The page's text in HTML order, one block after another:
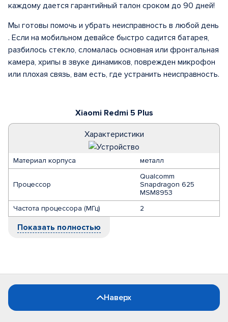
Xiaomi Redmi 5 Plus
Характеристики
Материал корпуса металл
Процессор
Qualcomm
Snapdragon 625
MSM8953
Частота процессора (МГц)
2
Показать полностью
каждому дается гарантийный талон сроком до 90 дней!
Мы готовы помочь и убрать неисправность в любой день
. Если на мобильном девайсе быстро садится батарея,
разбилось стекло, сломалась основная или фронтальная
камера, хрипы в звуке динамиков, поврежден микрофон
или плохая связь, вам есть, где устранить неисправность.
Наверх